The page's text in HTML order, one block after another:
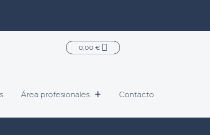
0,00 € Carrito
Área profesionales Contacto